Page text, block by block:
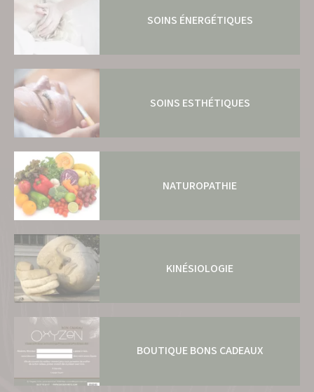
SOINS ÉNERGÉTIQUES
SOINS ESTHÉTIQUES
NATUROPATHIE
KINÉSIOLOGIE
BOUTIQUE BONS CADEAUX